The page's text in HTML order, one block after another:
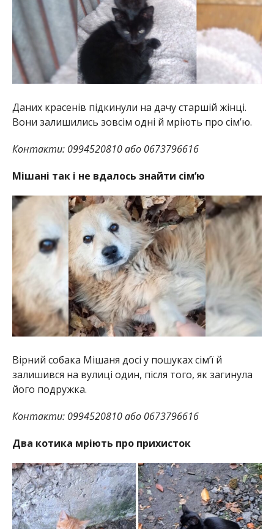
Даних красенів підкинули на дачу старшій жінці.
Вони залишились зовсім одні й мріють про сімʼю.
Контакти: 0994520810 або 0673796616
Мішані так і не вдалось знайти сімʼю
Вірний собака Мішаня досі у пошуках сімʼї й
залишився на вулиці один, після того, як загинула
його подружка.
Контакти: 0994520810 або 0673796616
Два котика мріють про прихисток